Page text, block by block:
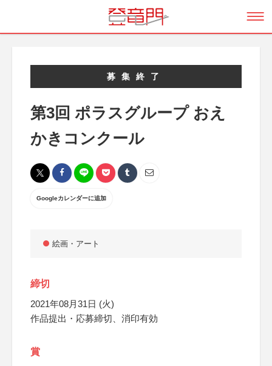
募集終了
第3回 ポラスグループ おえ
かきコンクール
Googleカレンダーに追加
絵画・アート
締切
2021年08月31日 (火)
作品提出・応募締切、消印有効
賞